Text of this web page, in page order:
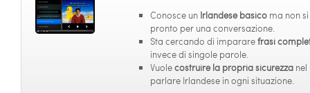
Conosce un Irlandese basico ma non
pronto per una conversazione.
Sta cercando di impararefrasi
invece di singole parole.
Vuolecostruire la propria sicurezza nel
parlare Irlandese in ogni situazione.